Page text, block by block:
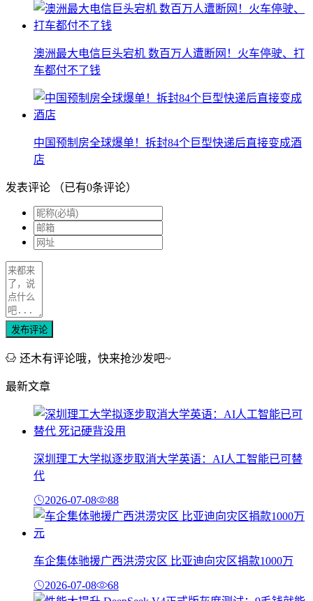
澳洲最大电信巨头宕机 数百万人遭断网！火车停驶、打
车都付不了钱
中国预制房全球爆单！拆封84个巨型快递后直接变成酒
店
发表评论 （已有0条评论）
发布评论
还木有评论哦，快来抢沙发吧~
最新文章
深圳理工大学拟逐步取消大学英语：AI人工智能已可替
代
2026-07-08 88
车企集体驰援广西洪涝灾区 比亚迪向灾区捐款1000万
2026-07-08 68